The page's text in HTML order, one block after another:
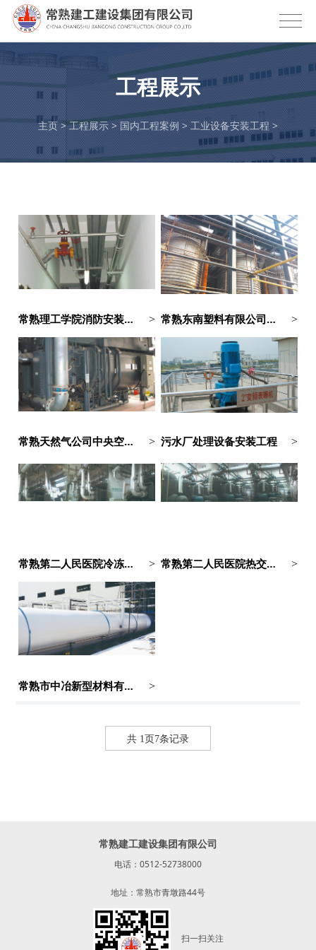
工程展示
主页>工程展示>国内工程案例 > 工业设备安装工程 >
常熟理工学院消防安装工程 > 常熟东南塑料有限公司储罐（压力管道安装工程） >
常熟天然气公司中央空调安装工程 > 污水厂处理设备安装工程 >
常熟第二人民医院冷冻机房设备安装工程 > 常熟第二人民医院热交换站设备安装工程 >
常熟市中冶新型材料有限公司压力容器及管道安装工程 >
共 1页7条记录
常熟建工建设集团有限公司
电话：0512-52738000
地址：常熟市青墩路44号
扫一扫关注